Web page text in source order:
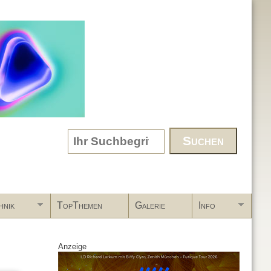
Search form
TopThemen Galerie Info
Anzeige